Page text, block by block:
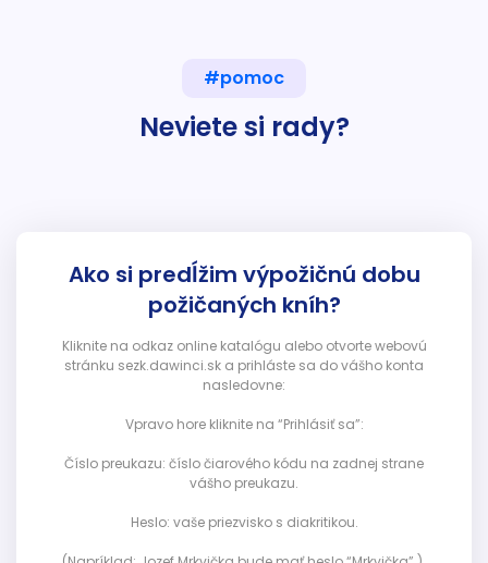
#pomoc
Neviete si rady?
Ako si predĺžim výpožičnú dobu
požičaných kníh?
Kliknite na odkaz online katalógu alebo otvorte webovú
stránku sezk.dawinci.sk a prihláste sa do vášho konta
nasledovne:
Vpravo hore kliknite na “Prihlásiť sa”:
Číslo preukazu: číslo čiarového kódu na zadnej strane
vášho preukazu.
Heslo: vaše priezvisko s diakritikou.